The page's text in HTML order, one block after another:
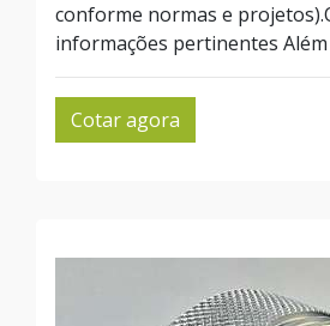
conforme normas e
informações pertinentes Além
Cotar agora